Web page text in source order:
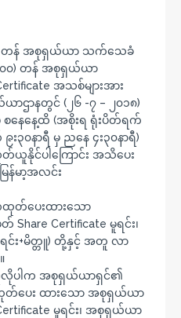
၀) တန် အစုရှယ်ယာ သက်သေခံ
၀) တန် အစုရှယ်ယာ
အသစ်များအား
ယာဌာနတွင် (၂၆ -၇ – ၂၀၁၈)
နေနေ့ထိ (အစိုးရ ရုံးပိတ်ရက်
၉း၃၀နာရီ မှ ညနေ ၄း၃၀နာရီ)
င်ပါကြောင်း အသိပေး
ြန်မာ့အလင်း
တ်ပေးထားသော
Certificate မူရင်း၊
ရင်း+မိတ္တူ) တို့နှင့် အတူ လာ
ပါက အစုရှယ်ယာရှင်၏
ပေး ထားသော အစုရှယ်ယာ
မူရင်း၊ အစုရှယ်ယာ